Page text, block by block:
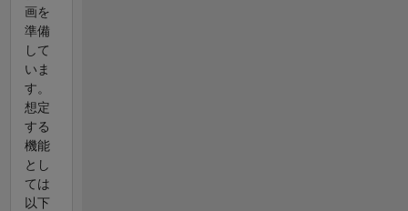
画を
準備
して
いま
す。
想定
する
機能
とし
ては
以下